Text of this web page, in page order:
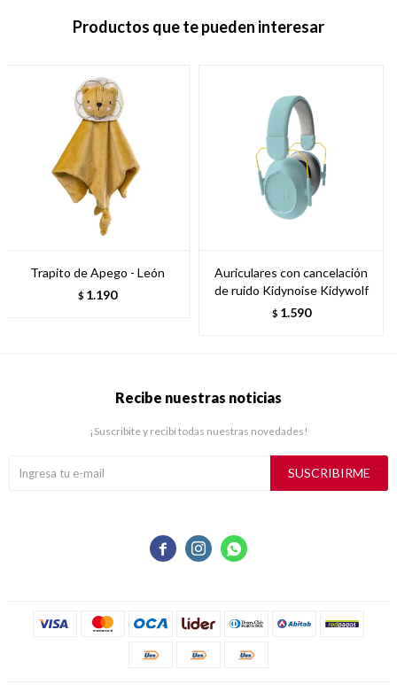
Productos que te pueden interesar
Trapito de Apego - León
$ 1.190
Auriculares con cancelación
de ruido Kidynoise Kidywolf
$ 1.590
  
Recibe nuestras noticias
¡Suscribite y recibí todas nuestras novedades!
SUSCRIBIRME